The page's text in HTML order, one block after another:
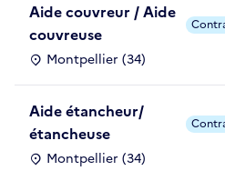
Aide couvreur / Aide
couvreuse
Montpellier (34)
Aide étancheur/
étancheuse
Montpellier (34)